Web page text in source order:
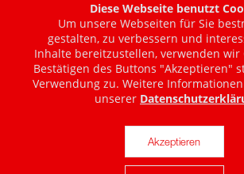
Diese Webseite benutzt
Um unsere Webseiten für Sie
gestalten, zu verbessern und
Inhalte bereitzustellen, verwenden wir
Bestätigen des Buttons "Akzeptieren"
Verwendung zu. Weitere
unserer
Akzeptieren